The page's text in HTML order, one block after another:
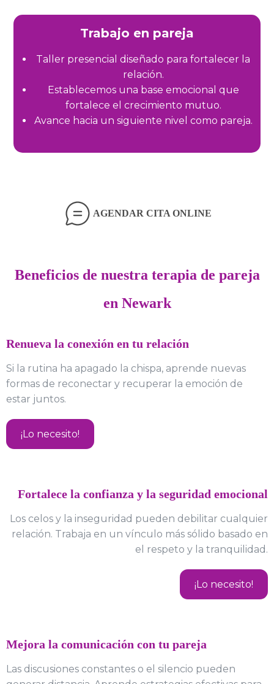
Trabajo en pareja
Taller presencial diseñado para fortalecer la
relación.
Establecemos una base emocional que
fortalece el crecimiento mutuo.
Avance hacia un siguiente nivel como pareja.
AGENDAR CITA ONLINE
Beneficios de nuestra terapia de pareja
en Newark
Renueva la conexión en tu relación
Si la rutina ha apagado la chispa, aprende nuevas
formas de reconectar y recuperar la emoción de
estar juntos.
¡Lo necesito!
Fortalece la confianza y la seguridad emocional
Los celos y la inseguridad pueden debilitar cualquier
relación. Trabaja en un vínculo más sólido basado en
el respeto y la tranquilidad.
¡Lo necesito!
Mejora la comunicación con tu pareja
Las discusiones constantes o el silencio pueden